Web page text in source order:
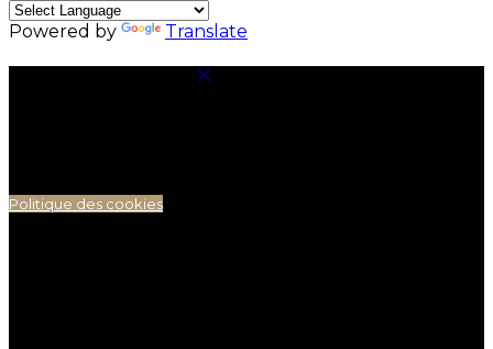
Powered by Translate
Politique des cookies